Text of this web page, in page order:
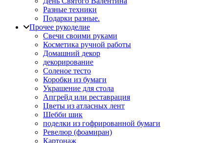
Разные техники
Подарки разные.
Прочее рукоделие
Свечи своими руками
Косметика ручной работы
Домашний декор
декорирование
Соленое тесто
Коробки из бумаги
Украшение для стола
Апгрейд или реставрация
Цветы из атласных лент
Шебби шик
поделки из гофрированной бумаги
Ревелюр (фоамиран)
Картонаж